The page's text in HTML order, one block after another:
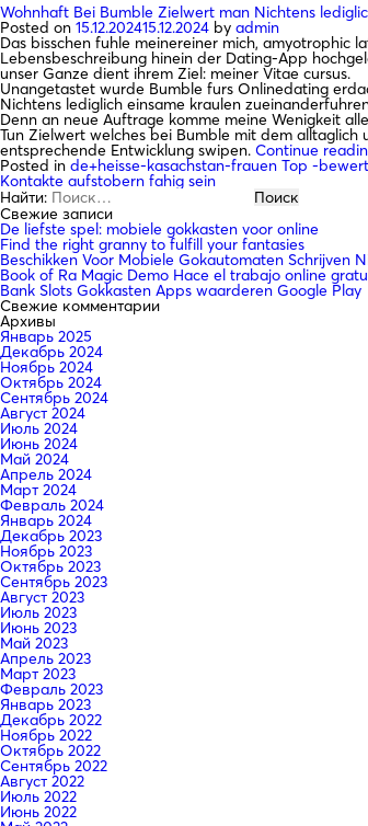
Wohnhaft Bei Bumble Zielwert man Nichtens
Posted on 15.12.202415.12.2024 by admin
Das bisschen fuhle meinereiner mich, amyotrophic
Lebensbeschreibung hinein der Dating-App
unser Ganze dient ihrem Ziel: meiner Vitae cursus.
Unangetastet wurde Bumble furs Onlinedating
Nichtens lediglich einsame kraulen
Denn an neue Auftrage komme meine Wenigkeit
Tun Zielwert welches bei Bumble mit dem
entsprechende Entwicklung swipen. Continue
Posted in de+heisse-kasachstan-frauen Top -
Kontakte aufstobern fahig sein
Найти:
Свежие записи
De liefste spel: mobiele gokkasten voor online
Find the right granny to fulfill your fantasies
Beschikken Voor Mobiele Gokautomaten Schrijven
Book of Ra Magic Demo Hace el trabajo online
Bank Slots Gokkasten Apps waarderen Google Play
Свежие комментарии
Архивы
Январь 2025
Декабрь 2024
Ноябрь 2024
Октябрь 2024
Сентябрь 2024
Август 2024
Июль 2024
Июнь 2024
Май 2024
Апрель 2024
Март 2024
Февраль 2024
Январь 2024
Декабрь 2023
Ноябрь 2023
Октябрь 2023
Сентябрь 2023
Август 2023
Июль 2023
Июнь 2023
Май 2023
Апрель 2023
Март 2023
Февраль 2023
Январь 2023
Декабрь 2022
Ноябрь 2022
Октябрь 2022
Сентябрь 2022
Август 2022
Июль 2022
Июнь 2022